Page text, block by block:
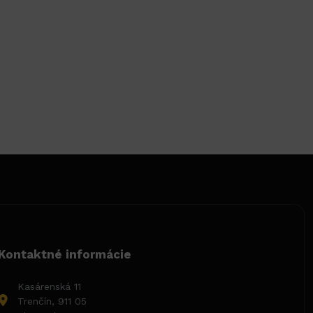
informácie
Kasárenská 11
Trenčín, 911 05